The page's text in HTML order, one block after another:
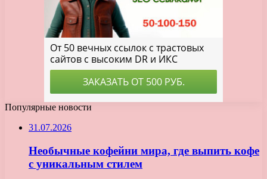
Популярные новости
31.07.2026
Необычные кофейни мира, где выпить кофе
с уникальным стилем